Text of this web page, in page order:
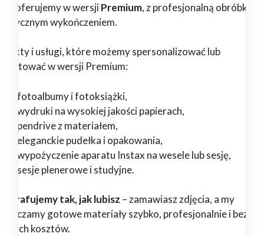
oferujemy w wersjiPremium, z profesjonalną obróbką i
wykończeniem.
i usługi, które możemy spersonalizować lub
w wersji Premium:
fotoalbumy i fotoksiążki,
wydruki na wysokiej jakości papierach,
pendrive z materiałem,
eleganckie pudełka i opakowania,
wypożyczenie aparatu Instax na wesele lub sesję,
sesje plenerowe i studyjne.
tak, jak lubisz – zamawiasz zdjęcia, a my
gotowe materiały szybko, profesjonalnie i bez
kosztów.